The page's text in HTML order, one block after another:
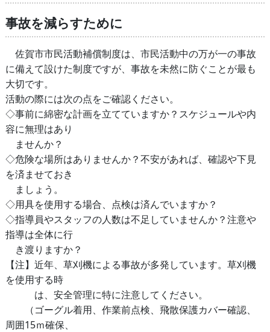
事故を減らすために
佐賀市市民活動補償制度は、市民活動中の万が一の事故
に備えて設けた制度ですが、事故を未然に防ぐことが最も
大切です。
活動の際には次の点をご確認ください。
◇事前に綿密な計画を立てていますか？スケジュールや内
容に無理はあり
ませんか？
◇危険な場所はありませんか？不安があれば、確認や下見
を済ませておき
ましょう。
◇用具を使用する場合、点検は済んでいますか？
◇指導員やスタッフの人数は不足していませんか？注意や
指導は全体に行
き渡りますか？
【注】近年、草刈機による事故が多発しています。草刈機
を使用する時
は、安全管理に特に注意してください。
（ゴーグル着用、作業前点検、飛散保護カバー確認、
周囲15ｍ確保、